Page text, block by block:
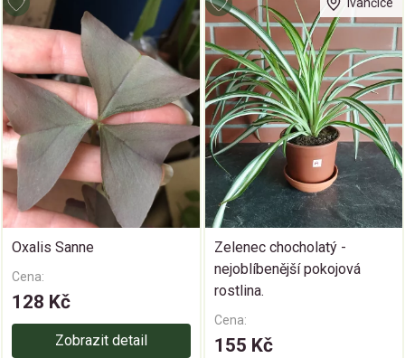
Oxalis Sanne
Cena:
128 Kč
Zobrazit detail
Ivančice
Zelenec chocholatý -
nejoblíbenější pokojová
rostlina.
Cena:
155 Kč